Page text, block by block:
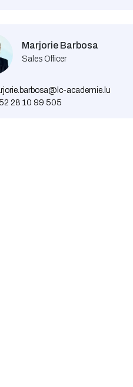
Marjorie Barbosa
Sales Officer
academie.lu
28 10 99 505